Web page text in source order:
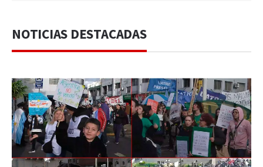
NOTICIAS DESTACADAS